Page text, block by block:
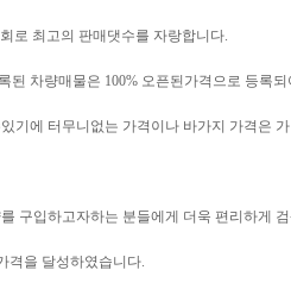
로 최고의 판매댓수를 자랑합니다.
된 차량매물은 100% 오픈된가격으로 등록
기에 터무니없는 가격이나 바가지 가격은
구입하고자하는 분들에게 더욱 편리하게
격을 달성하였습니다.